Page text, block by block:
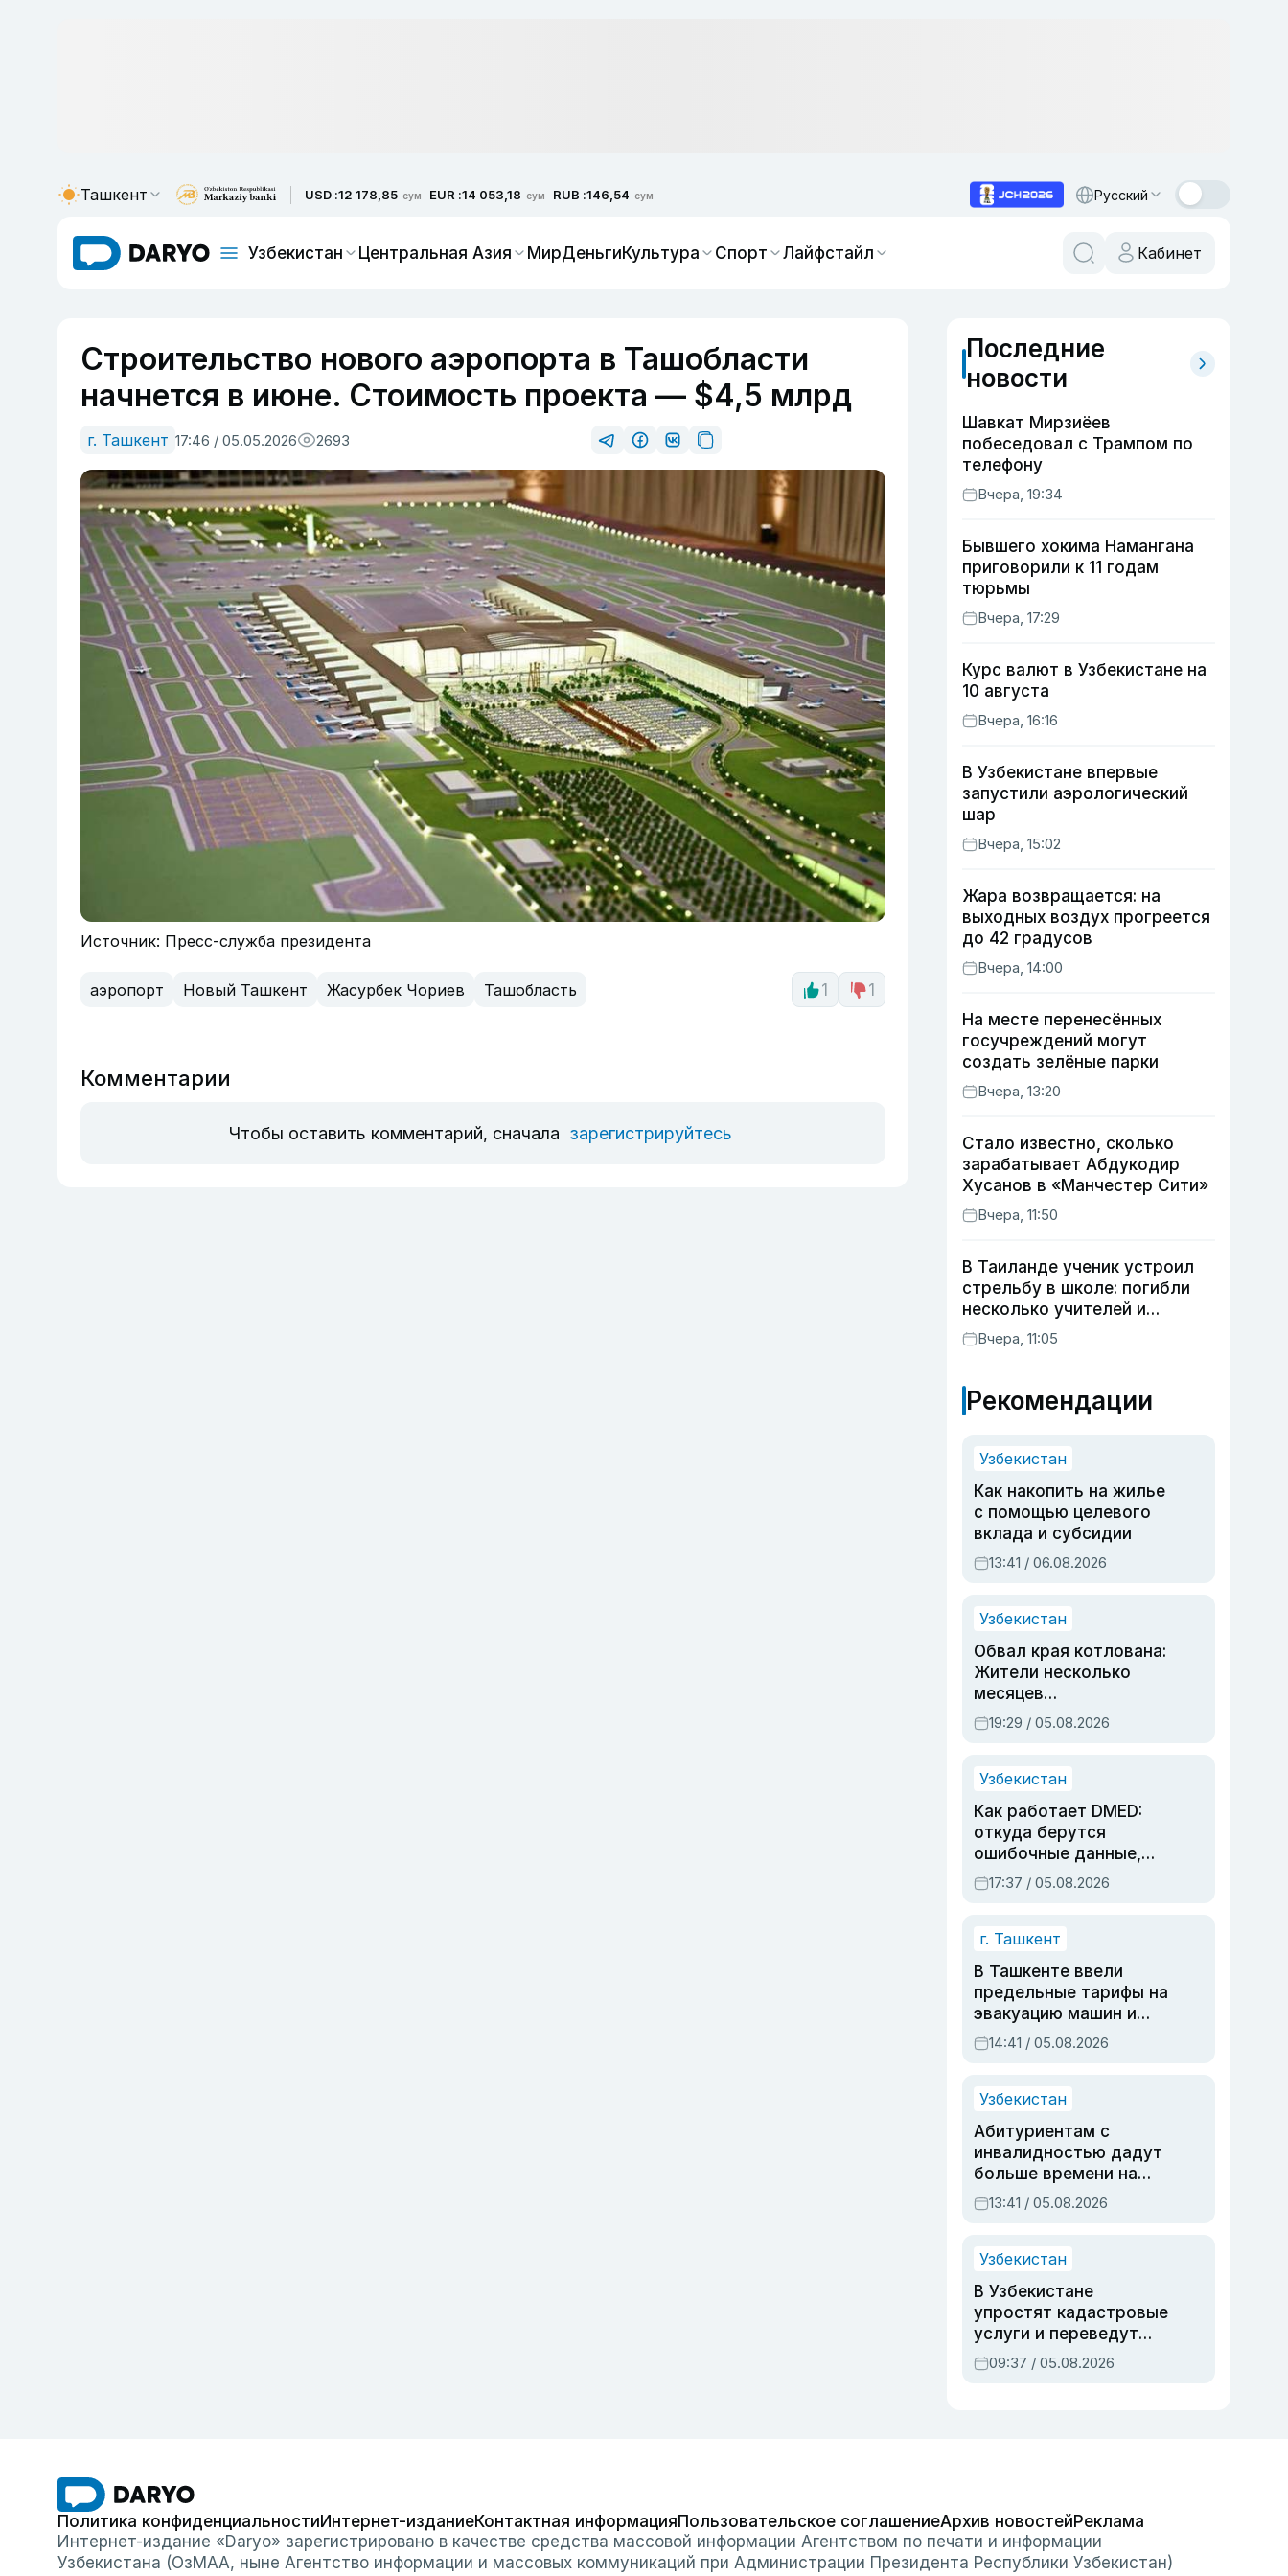
Ташкент USD :12 178,85 сум EUR :14 053,18 сум RUB :146,54 сум Русский
Узбекистан Центральная Азия МирДеньгиКультура Спорт Лайфстайл Кабинет
Строительство нового аэропорта в Ташобласти
начнется в июне. Стоимость проекта — $4,5 млрд
г. Ташкент 17:46 / 05.05.2026 2693
Источник: Пресс-служба президента
аэропорт Новый Ташкент Жасурбек Чориев Ташобласть 1 1
Комментарии
Чтобы оставить комментарий, сначала зарегистрируйтесь
Последние
новости
Шавкат Мирзиёев
побеседовал с Трампом по
телефону
Вчера, 19:34
Бывшего хокима Намангана
приговорили к 11 годам
тюрьмы
Вчера, 17:29
Курс валют в Узбекистане на
10 августа
Вчера, 16:16
В Узбекистане впервые
запустили аэрологический
шар
Вчера, 15:02
Жара возвращается: на
выходных воздух прогреется
до 42 градусов
Вчера, 14:00
На месте перенесённых
госучреждений могут
создать зелёные парки
Вчера, 13:20
Стало известно, сколько
зарабатывает Абдукодир
Хусанов в «Манчестер Сити»
Вчера, 11:50
В Таиланде ученик устроил
стрельбу в школе: погибли
несколько учителей и
учащихся
Вчера, 11:05
Рекомендации
Узбекистан
Как накопить на жилье
с помощью целевого
вклада и субсидии
13:41 / 06.08.2026
Узбекистан
Обвал края котлована:
Жители несколько
месяцев
предупреждали об
опасности, но стройка
19:29 / 05.08.2026
Узбекистан
Как работает DMED:
откуда берутся
ошибочные данные,
дубли аккаунтов и
очереди по онлайн-
17:37 / 05.08.2026
г. Ташкент
В Ташкенте ввели
предельные тарифы на
эвакуацию машин и
штрафстоянки
14:41 / 05.08.2026
Узбекистан
Абитуриентам с
инвалидностью дадут
больше времени на
вступительных
экзаменах
13:41 / 05.08.2026
Узбекистан
В Узбекистане
упростят кадастровые
услуги и переведут
регистрацию
недвижимости в
09:37 / 05.08.2026
Политика конфиденциальностиИнтернет-изданиеКонтактная информацияПользовательское соглашениеАрхив новостейРеклама
Интернет-издание «Daryo» зарегистрировано в качестве средства массовой информации Агентством по печати и информации
Узбекистана (ОзМАА, ныне Агентство информации и массовых коммуникаций при Администрации Президента Республики Узбекистан)